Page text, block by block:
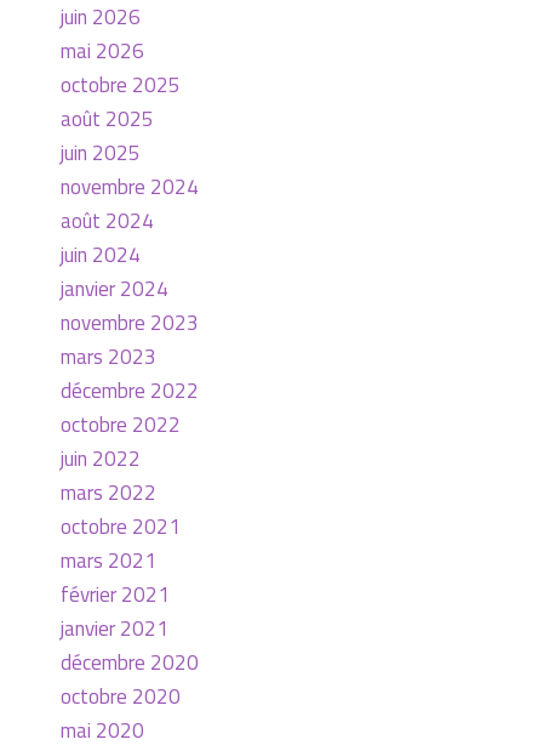
juin 2026
mai 2026
octobre 2025
août 2025
juin 2025
novembre 2024
août 2024
juin 2024
janvier 2024
novembre 2023
mars 2023
décembre 2022
octobre 2022
juin 2022
mars 2022
octobre 2021
mars 2021
février 2021
janvier 2021
décembre 2020
octobre 2020
mai 2020